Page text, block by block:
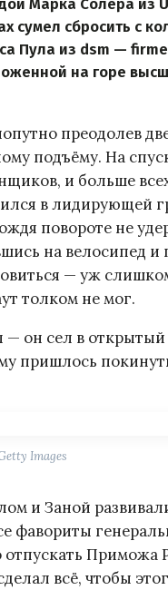
Марка Солера из
сумел сбросить с
Пула из dsm —
на горе
преодолев
подъёму. На
и больше
в лидирующей
повороте не
на велосипед и
— уж
толком не мог.
— он сел в
пришлось
Images
и Заной
фавориты
Приможа
всё, чтобы